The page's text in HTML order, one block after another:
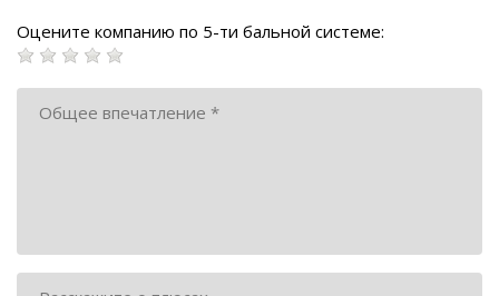
Оцените компанию по 5-ти бальной системе: